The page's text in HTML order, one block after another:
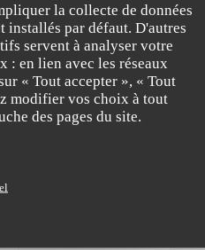
la collecte de données
installés par défaut. D'autres
servent à analyser votre
: en lien avec les réseaux
« Tout accepter », « Tout
modifier vos choix à tout
des pages du site.